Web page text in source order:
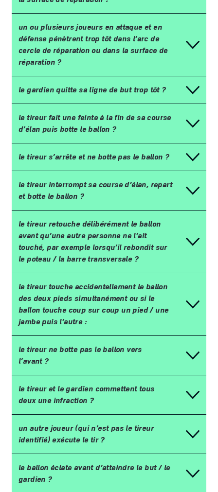
un ou plusieurs joueurs en attaque et en
défense pénètrent trop tôt dans l’arc de
cercle de réparation ou dans la surface de
réparation ?
le gardien quitte sa ligne de but trop tôt ?
le tireur fait une feinteàla fin de sa course
d’élan puis botte le ballon ?
le tireur s’arrête et ne botte pas le ballon ?
le tireur interrompt sa course d’élan, repart
et botte le ballon ?
le tireur retouche délibérément le ballon
avant qu’une autre personne ne l’ait
touché, par exemple lorsqu’il rebondit sur
le poteau / la barre transversale ?
le tireur touche accidentellement le ballon
des deux pieds simultanément ou si le
ballon touche coup sur coup un pied / une
jambe puis l’autre :
le tireur ne botte pas le ballon vers
l’avant ?
le tireur et le gardien commettent tous
deux une infraction ?
un autre joueur (qui n’est pas le tireur
identifié) exécute le tir ?
le ballon éclate avant d’atteindre le but / le
gardien ?